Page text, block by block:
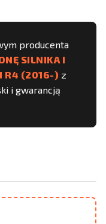
producenta
SILNIKA I
R4 (2016-) z
i gwarancją